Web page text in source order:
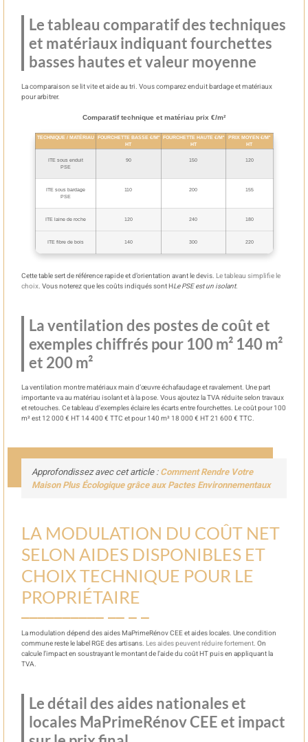
Le tableau comparatif des techniques
et matériaux indiquant fourchettes
basses hautes et valeur moyenne
La comparaison se lit vite et aide au tri. Vous comparez enduit bardage et matériaux
pour arbitrer.
Comparatif technique et matériau prix €/m²
TECHNIQUE / MATÉRIAU
FOURCHETTE BASSE €/M²
HT
FOURCHETTE HAUTE €/M²
HT
PRIX MOYEN €/M²
HT
ITE sous enduit
PSE
90 150 120
ITE sous bardage
PSE
110 200 155
ITE laine de roche 120 240 180
ITE fibre de bois 140 300 220
Cette table sert de référence rapide et d’orientation avant le devis. Le tableau simplifie le
choix. Vous noterez que les coûts indiqués sont HLe PSE est un isolant.
La ventilation des postes de coût et
exemples chiffrés pour 100 m² 140 m²
et 200 m²
La ventilation montre matériaux main d’œuvre échafaudage et ravalement. Une part
importante va au matériau isolant et à la pose. Vous ajoutez la TVA réduite selon travaux
et retouches. Ce tableau d’exemples éclaire les écarts entre fourchettes. Le coût pour 100
m² est 12 000 € HT 14 400 € TTC et pour 140 m² 18 000 € HT 21 600 € TTC.
Approfondissez avec cet article :Comment Rendre Votre
Maison Plus Écologique grâce aux Pactes Environnementaux
LA MODULATION DU COÛT NET
SELON AIDES DISPONIBLES ET
CHOIX TECHNIQUE POUR LE
PROPRIÉTAIRE
La modulation dépend des aides MaPrimeRénov CEE et aides locales. Une condition
commune reste le label RGE des artisans. Les aides peuvent réduire fortement. On
calcule l’impact en soustrayant le montant de l’aide du coût HT puis en appliquant la
TVA.
Le détail des aides nationales et
locales MaPrimeRénov CEE et impact